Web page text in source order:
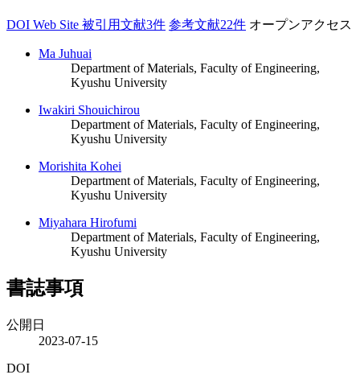
DOI Web Site 被引用文献3件 参考文献22件 オープンアクセス
Ma Juhuai
Department of Materials, Faculty of Engineering,
Kyushu University
Iwakiri Shouichirou
Department of Materials, Faculty of Engineering,
Kyushu University
Morishita Kohei
Department of Materials, Faculty of Engineering,
Kyushu University
Miyahara Hirofumi
Department of Materials, Faculty of Engineering,
Kyushu University
書誌事項
公開日
2023-07-15
DOI